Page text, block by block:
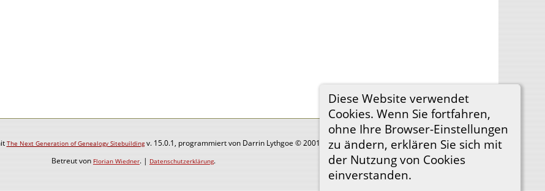
Diese Website verwendet
Cookies. Wenn Sie fortfahren,
ohne Ihre Browser-Einstellungen
zu ändern, erklären Sie sich mit
der Nutzung von Cookies
einverstanden.
The Next Generation of Genealogy Sitebuildingv. 15.0.1, programmiert von Darrin Lythgoe © 2001-2026.
Betreut vonFlorian Wiedner. |Datenschutzerklärung.